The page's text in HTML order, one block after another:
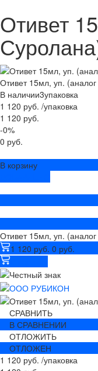
Отивет
Отивет 15мл, уп.
В наличии3упаковка
1 120 руб. /упаковка
1 120 руб.
-0%
0 руб.
В корзину
Отивет 15мл, уп.
1 120 руб. 0 руб.
СРАВНИТЬ
В СРАВНЕНИИ
ОТЛОЖИТЬ
ОТЛОЖЕН
1 120 руб. /упаковка